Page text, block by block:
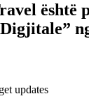
është
updates